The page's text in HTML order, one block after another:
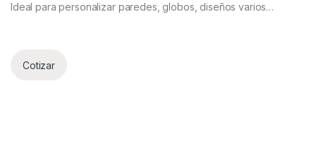
Ideal para personalizar paredes, globos, diseños varios…
Cotizar